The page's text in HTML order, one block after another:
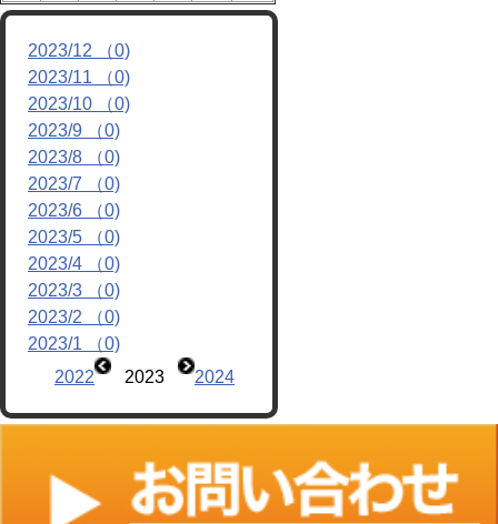
OB紹介/OB会
リンク
2023/12 （0)
2023/11 （0)
2023/10 （0)
2023/9 （0)
2023/8 （0)
2023/7 （0)
2023/6 （0)
2023/5 （0)
2023/4 （0)
2023/3 （0)
2023/2 （0)
2023/1 （0)
2022
2023 2024